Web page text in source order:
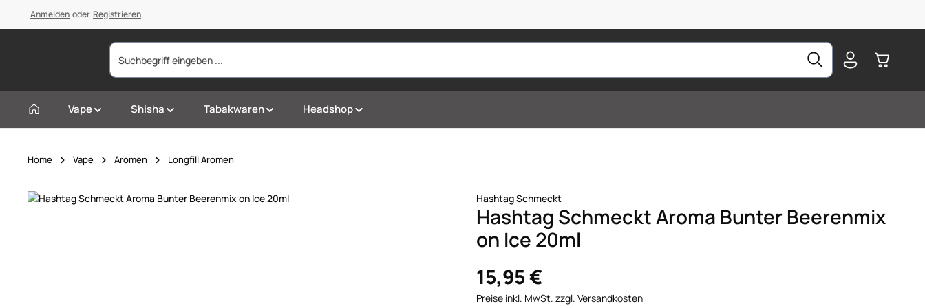
Zur Hauptnavigation springen
Anmelden oder Registrieren
Vape Shisha Tabakwaren Headshop
Home Vape Aromen Longfill Aromen
Bildergalerie überspringen Hashtag Schmeckt
Hashtag Schmeckt Aroma Bunter Beerenmix
on Ice 20ml
15,95 €
Preise inkl. MwSt. zzgl. Versandkosten